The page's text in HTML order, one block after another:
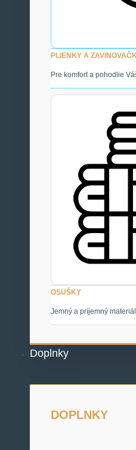
PLIENKY A
Pre komfort a pohodlie
OSUŠKY
Jemný a príjemný
Doplnky
DOPLNKY